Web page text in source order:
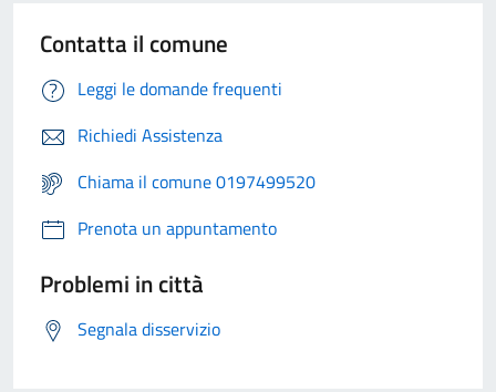
Contatta il comune
Leggi le domande frequenti
Richiedi Assistenza
Chiama il comune 0197499520
Prenota un appuntamento
Problemi in città
Segnala disservizio